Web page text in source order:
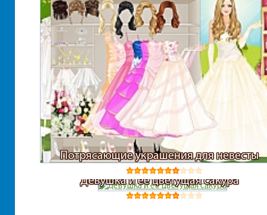
Потрясающие украшения для невесты
Девушка и ее цветущая сакура